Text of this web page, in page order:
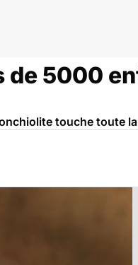
5000
touche toute